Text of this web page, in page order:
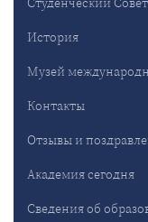
История
Музей
Контакты
Отзывы и
Академия сегодня
Сведения об